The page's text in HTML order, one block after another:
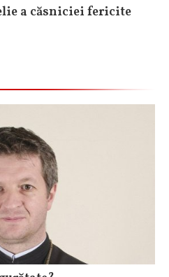
a căsniciei fericite